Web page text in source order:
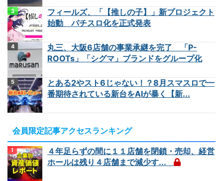
フィールズ、「【推しの子】」新プロジェクト
始動 パチスロ化を正式発表
丸三、大阪6店舗の事業承継を完了 「P-
ROOTs」「シグマ」ブランドをグループ化
とある2やスト6じゃない！？8月スマスロで一
番期待されている新台をAIが暴く【新...
会員限定記事アクセスランキング
４年足らずの間に１１店舗を閉鎖・売却、経営
ホールは残り４店舗まで減少す...